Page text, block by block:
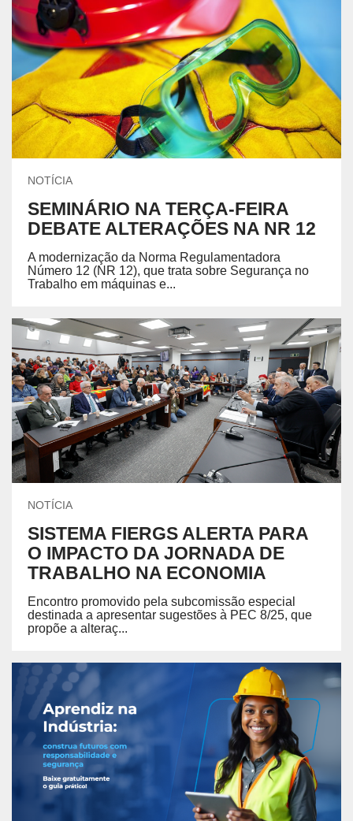
NOTÍCIA
SEMINÁRIO NA TERÇA-FEIRA
DEBATE ALTERAÇÕES NA NR 12
A modernização da Norma Regulamentadora
Número 12 (NR 12), que trata sobre Segurança no
Trabalho em máquinas e...
NOTÍCIA
SISTEMA FIERGS ALERTA PARA
O IMPACTO DA JORNADA DE
TRABALHO NA ECONOMIA
Encontro promovido pela subcomissão especial
destinada a apresentar sugestões à PEC 8/25, que
propõe a alteraç...